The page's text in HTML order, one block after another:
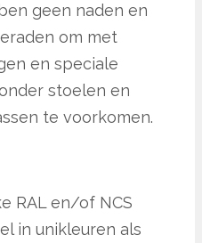
geen naden en
om met
en speciale
stoelen en
te voorkomen.
RAL en/of NCS
in unikleuren als